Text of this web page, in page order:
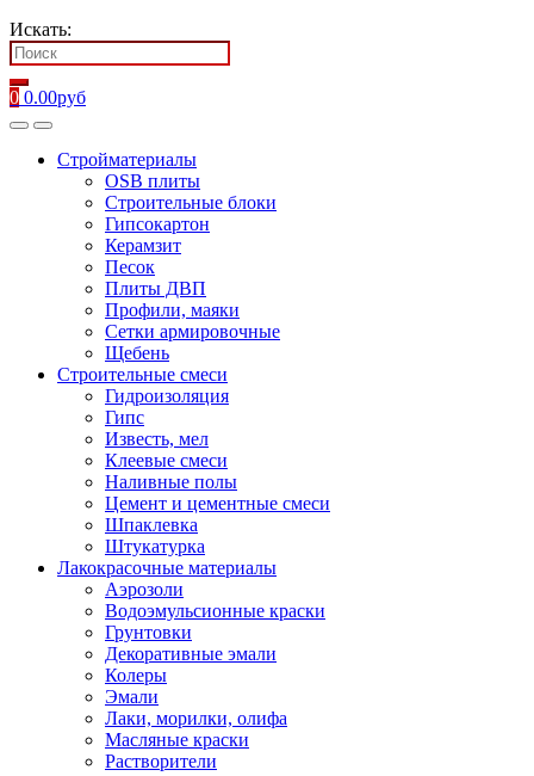
Искать:
0 0.00руб
Стройматериалы
OSB плиты
Строительные блоки
Гипсокартон
Керамзит
Песок
Плиты ДВП
Профили, маяки
Сетки армировочные
Щебень
Строительные смеси
Гидроизоляция
Гипс
Известь, мел
Клеевые смеси
Наливные полы
Цемент и цементные смеси
Шпаклевка
Штукатурка
Лакокрасочные материалы
Аэрозоли
Водоэмульсионные краски
Грунтовки
Декоративные эмали
Колеры
Эмали
Лаки, морилки, олифа
Масляные краски
Растворители